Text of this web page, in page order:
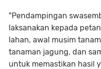
"Pendampingan
laksanakan kepada
lahan, awal musim
tanaman jagung, dan
untuk memastikan hasil